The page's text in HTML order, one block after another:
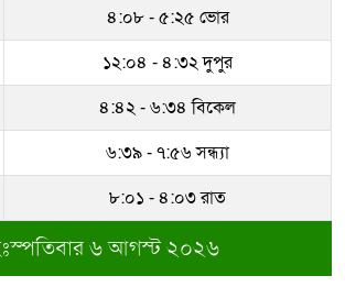
রাশিয়া-ইউক্রেনের পাল্টাপাল্টি হামলায়
একদিনে নিহত ২...
ধরাকে সরা জ্ঞান করেন উমেদার রানা
সম্পদের পাহাড় গড়েছেন নকল নবিশ
আতাউর রহমান
অবশেষে বরখাস্ত রাজউকের শফিউল্লাহ
৪:০৮ - ৫:২৫ ভোর
১২:০৪ - ৪:৩২ দুপুর
৪:৪২ - ৬:৩৪ বিকেল
৬:৩৯ - ৭:৫৬ সন্ধ্যা
৮:০১ - ৪:০৩ রাত
৬ আগস্ট ২০২৬